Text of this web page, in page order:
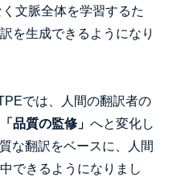
文脈全体を学習するた
を生成できるようになり
では、人間の翻訳者の
「品質の監修」 へと変化し
な翻訳をベースに、人間
できるようになりまし